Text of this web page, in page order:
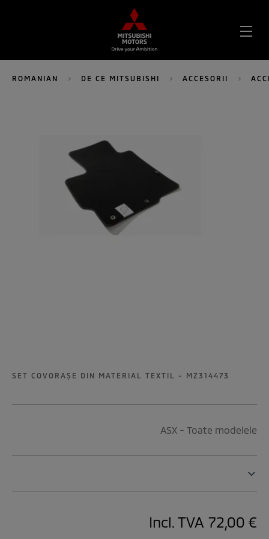
ROMANIAN DE CE MITSUBISHI ACCESORII
SET COVORAŞE DIN MATERIAL TEXTIL - MZ314473
ASX - Toate modelele
Incl. TVA 72,00 €